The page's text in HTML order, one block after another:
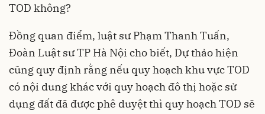
TOD không?
Đồng quan điểm, luật sư Phạm Thanh Tuấn,
Đoàn Luật sư TP Hà Nội cho biết, Dự thảo hiện
cũng quy định rằng nếu quy hoạch khu vực TOD
có nội dung khác với quy hoạch đô thị hoặc sử
dụng đất đã được phê duyệt thì quy hoạch TOD sẽ